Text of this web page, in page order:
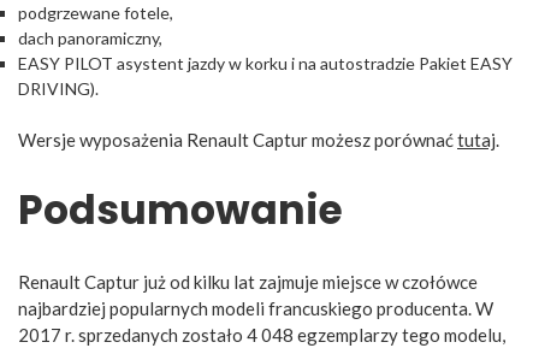
podgrzewane fotele,
dach panoramiczny,
EASY PILOT asystent jazdy w korku i na autostradzie Pakiet EASY
DRIVING).
Wersje wyposażenia Renault Captur możesz porównaćtutaj.
Podsumowanie
Renault Captur już od kilku lat zajmuje miejsce w czołówce
najbardziej popularnych modeli francuskiego producenta. W
2017 r. sprzedanych zostało 4 048 egzemplarzy tego modelu,